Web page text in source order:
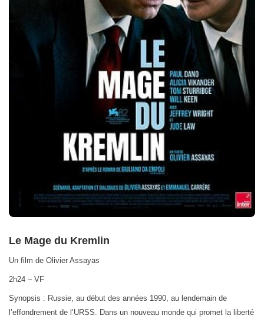
Le Mage du Kremlin
Un film de Olivier Assayas
2h24 – VF
Synopsis : Russie, au début des années 1990, au lendemain de
l’effondrement de l’URSS. Dans un nouveau monde qui promet la liberté